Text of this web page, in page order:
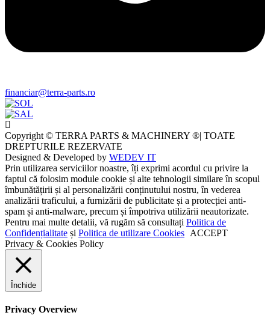
financiar@terra-parts.ro
Copyright © TERRA PARTS & MACHINERY ®| TOATE
DREPTURILE REZERVATE
Designed & Developed by WEDEV IT
Prin utilizarea serviciilor noastre, îți exprimi acordul cu privire la
faptul că folosim module cookie și alte tehnologii similare în scopul
îmbunătățirii și al personalizării conținutului nostru, în vederea
analizării traficului, a furnizării de publicitate și a protecției anti-
spam și anti-malware, precum și împotriva utilizării neautorizate.
Pentru mai multe detalii, vă rugăm să consultați Politica de
Confidențialitate și Politica de utilizare Cookies ACCEPT
Privacy & Cookies Policy
Închide
Privacy Overview